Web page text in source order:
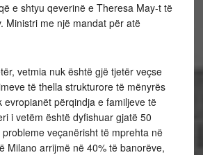
e shtyu qeverinë e Theresa May-t të
Ministri me një mandat për atë
nuk është gjë tjetër veçse
të thella strukturore të mënyrës
evropianët përqindja e familjeve të
i vetëm është dyfishuar gjatë 50
veçanërisht të mprehta në
Milano arrijmë në 40% të banorëve,